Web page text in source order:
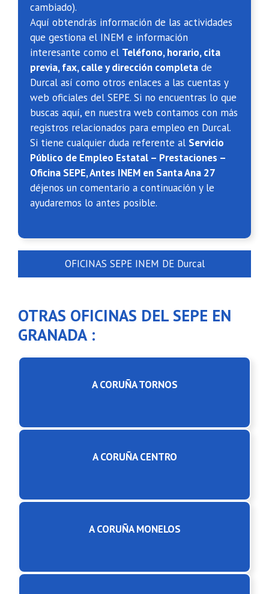
cambiado).
Aquí obtendrás información de las actividades
que gestiona el INEM e información
interesante como el Teléfono, horario, cita
previa, fax, calle y dirección completa de
Durcal así como otros enlaces a las cuentas y
web oficiales del SEPE. Si no encuentras lo que
buscas aquí, en nuestra web contamos con más
registros relacionados para empleo en Durcal.
Si tiene cualquier duda referente al Servicio
Público de Empleo Estatal – Prestaciones –
Oficina SEPE, Antes INEM en Santa Ana 27
déjenos un comentario a continuación y le
ayudaremos lo antes posible.
OFICINAS SEPE INEM DE Durcal
OTRAS OFICINAS DEL SEPE EN
GRANADA :
A CORUÑA TORNOS
A CORUÑA CENTRO
A CORUÑA MONELOS